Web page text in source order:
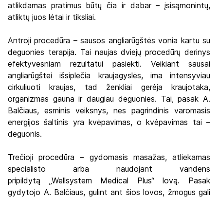
atlikdamas pratimus būtų čia ir dabar – įsisąmonintų,
atliktų juos lėtai ir tiksliai.
Antroji procedūra – sausos angliarūgštės vonia kartu su
deguonies terapija. Tai naujas dviejų procedūrų derinys
efektyvesniam rezultatui pasiekti. Veikiant sausai
angliarūgštei išsiplečia kraujagyslės, ima intensyviau
cirkuliuoti kraujas, tad ženkliai gerėja kraujotaka,
organizmas gauna ir daugiau deguonies. Tai, pasak A.
Balčiaus, esminis veiksnys, nes pagrindinis varomasis
energijos šaltinis yra kvėpavimas, o kvėpavimas tai –
deguonis.
Trečioji procedūra – gydomasis masažas, atliekamas
specialisto arba naudojant vandens
pripildytą „Wellsystem Medical Plus“ lovą. Pasak
gydytojo A. Balčiaus, gulint ant šios lovos, žmogus gali